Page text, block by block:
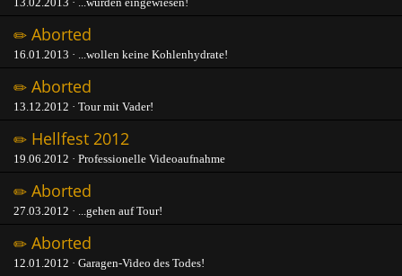
Aborted
16.01.2013 · ...wollen keine Kohlenhydrate!
Aborted
13.12.2012 · Tour mit Vader!
Hellfest 2012
19.06.2012 · Professionelle Videoaufnahme
Aborted
27.03.2012 · ...gehen auf Tour!
Aborted
12.01.2012 · Garagen-Video des Todes!